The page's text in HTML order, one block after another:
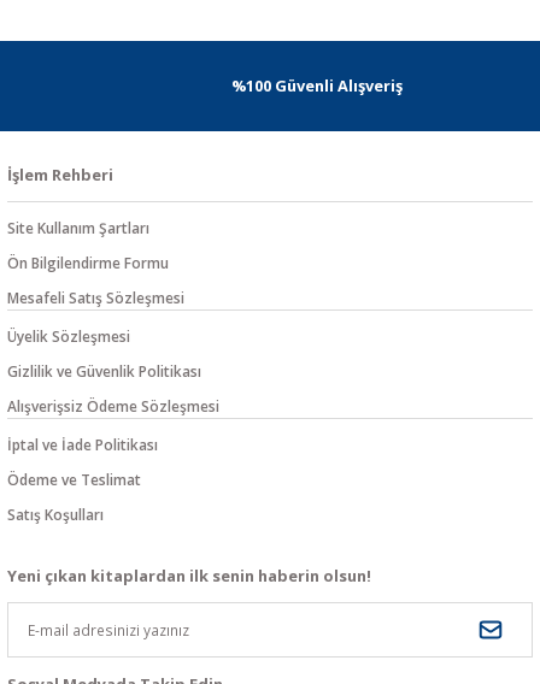
%100 Güvenli Alışveriş
İşlem Rehberi
Site Kullanım Şartları
Ön Bilgilendirme Formu
Mesafeli Satış Sözleşmesi
Üyelik Sözleşmesi
Gizlilik ve Güvenlik Politikası
Alışverişsiz Ödeme Sözleşmesi
İptal ve İade Politikası
Ödeme ve Teslimat
Satış Koşulları
Yeni çıkan kitaplardan ilk senin haberin olsun!